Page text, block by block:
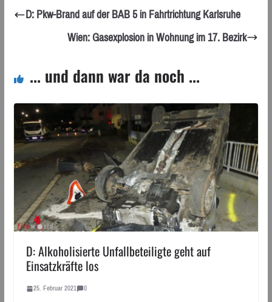
D: Pkw-Brand auf der BAB 5 in Fahrtrichtung Karlsruhe
Wien: Gasexplosion in Wohnung im 17. Bezirk
... und dann war da noch ...
D: Alkoholisierte Unfallbeteiligte geht auf
Einsatzkräfte los
25. Februar 2021 0